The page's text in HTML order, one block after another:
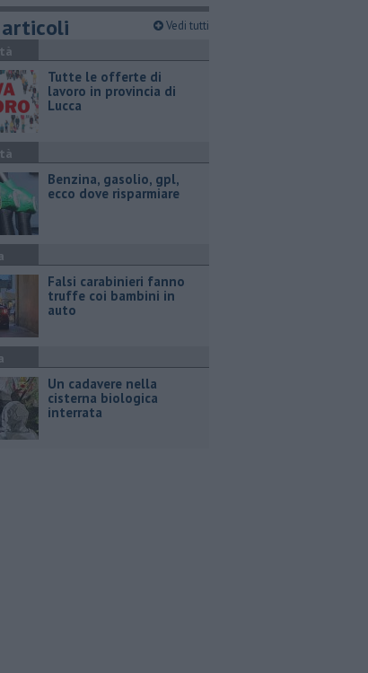
Vedi tutti
​Tutte le offerte di
lavoro in provincia di
Lucca
​Benzina, gasolio, gpl,
ecco dove risparmiare
Falsi carabinieri fanno
truffe coi bambini in
auto
Un cadavere nella
cisterna biologica
interrata